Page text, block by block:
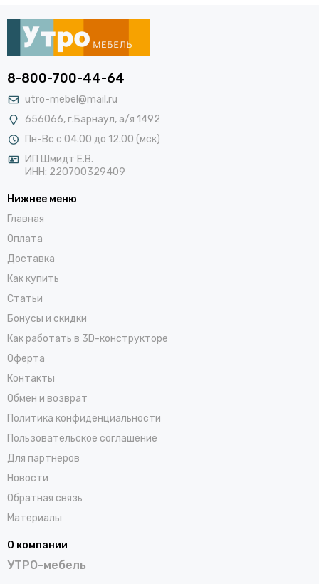
8-800-700-44-64
utro-mebel@mail.ru
656066, г.Барнаул, а/я 1492
Пн-Вс с 04.00 до 12.00 (мск)
ИП Шмидт Е.В.
ИНН: 220700329409
Нижнее меню
Главная
Оплата
Доставка
Как купить
Статьи
Бонусы и скидки
Как работать в 3D-конструкторе
Оферта
Контакты
Обмен и возврат
Политика конфиденциальности
Пользовательское соглашение
Для партнеров
Новости
Обратная связь
Материалы
О компании
УТРО-мебель